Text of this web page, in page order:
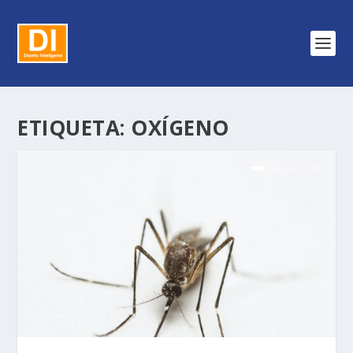
ETIQUETA: OXÍGENO